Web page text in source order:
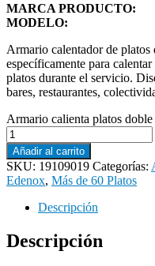
MARCA PRODUCTO:
MODELO:
Armario calentador de platos
específicamente para
platos durante el servicio.
bares, restaurantes,
Armario calienta platos
Añadir al carrito
SKU: 19109019 Categorías:
Edenox, Más de 60 Platos
Descripción
Descripción